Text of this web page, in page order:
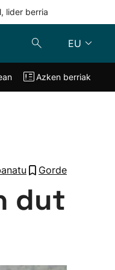
lider berria
EU
Zuzenean
Azken berriak
Gorde
dut